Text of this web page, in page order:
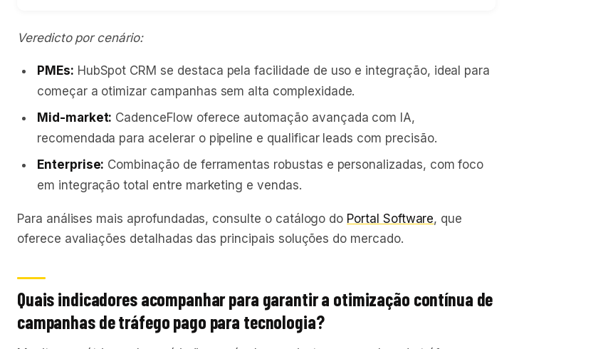
Veredicto por cenário:
PMEs: HubSpot CRM se destaca pela facilidade de uso e integração, ideal para
começar a otimizar campanhas sem alta complexidade.
Mid-market: CadenceFlow oferece automação avançada com IA,
recomendada para acelerar o pipeline e qualificar leads com precisão.
Enterprise: Combinação de ferramentas robustas e personalizadas, com foco
em integração total entre marketing e vendas.
Para análises mais aprofundadas, consulte o catálogo do Portal Software, que
oferece avaliações detalhadas das principais soluções do mercado.
Quais indicadores acompanhar para garantir a otimização contínua de
campanhas de tráfego pago para tecnologia?